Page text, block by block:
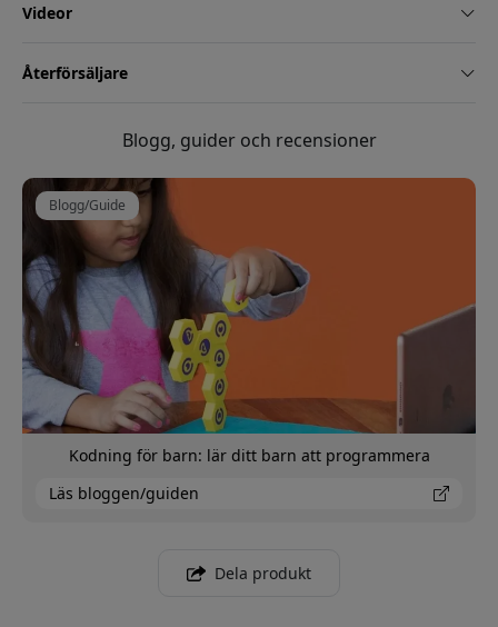
Videor
Återförsäljare
Blogg, guider och recensioner
Blogg/Guide
Kodning för barn: lär ditt barn att programmera
Läs bloggen/guiden
Dela produkt